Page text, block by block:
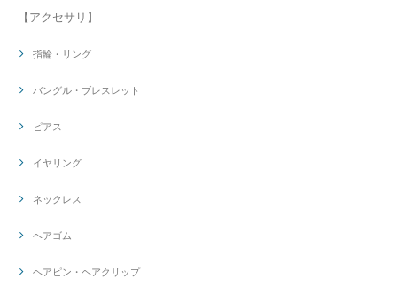
【アクセサリ】
指輪・リング
バングル・ブレスレット
ピアス
イヤリング
ネックレス
ヘアゴム
ヘアピン・ヘアクリップ